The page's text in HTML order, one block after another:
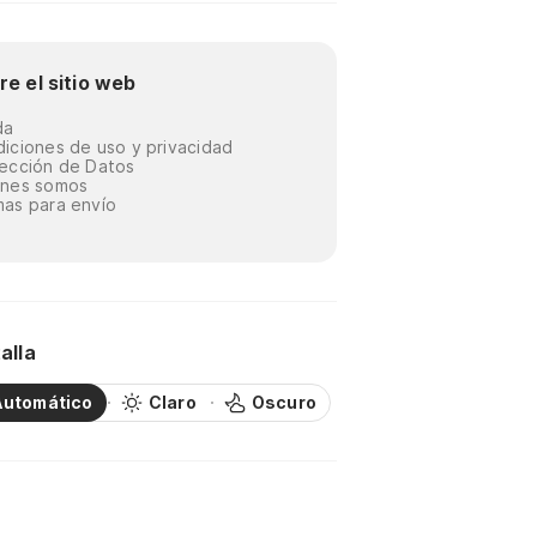
el sitio web
de uso y privacidad
de Datos
somos
para envío
Claro Oscuro